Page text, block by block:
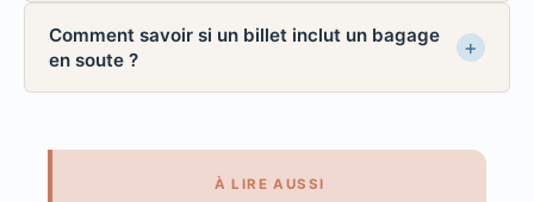
Comment savoir si un billet inclut un bagage
en soute ?
À LIRE AUSSI